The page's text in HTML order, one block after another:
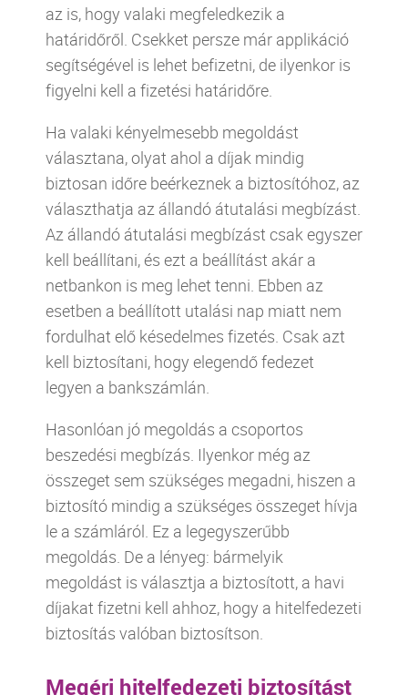
az is, hogy valaki megfeledkezik a
határidőről. Csekket persze már applikáció
segítségével is lehet befizetni, de ilyenkor is
figyelni kell a fizetési határidőre.
Ha valaki kényelmesebb megoldást
választana, olyat ahol a díjak mindig
biztosan időre beérkeznek a biztosítóhoz, az
választhatja az állandó átutalási megbízást.
Az állandó átutalási megbízást csak egyszer
kell beállítani, és ezt a beállítást akár a
netbankon is meg lehet tenni. Ebben az
esetben a beállított utalási nap miatt nem
fordulhat elő késedelmes fizetés. Csak azt
kell biztosítani, hogy elegendő fedezet
legyen a bankszámlán.
Hasonlóan jó megoldás a csoportos
beszedési megbízás. Ilyenkor még az
összeget sem szükséges megadni, hiszen a
biztosító mindig a szükséges összeget hívja
le a számláról. Ez a legegyszerűbb
megoldás. De a lényeg: bármelyik
megoldást is választja a biztosított, a havi
díjakat fizetni kell ahhoz, hogy a hitelfedezeti
biztosítás valóban biztosítson.
Megéri hitelfedezeti biztosítást